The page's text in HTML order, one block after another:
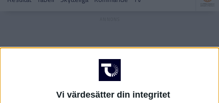
Vi värdesätter din integritet
Euroleague – Herrar
Basketettan – Damer